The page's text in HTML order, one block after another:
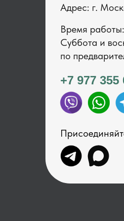
Адрес: г.
+7 977 355
Время
Суббота и
по